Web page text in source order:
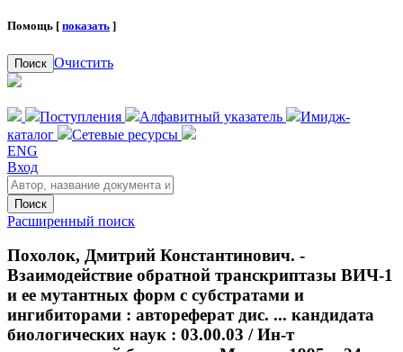
Помощь [ показать ]
Поиск Очистить
Поступления Алфавитный указатель
Имидж-
каталог
Сетевые ресурсы
ENG
Вход
Поиск
Расширенный поиск
Похолок, Дмитрий Константинович. -
Взаимодействие обратной транскриптазы ВИЧ-1
и ее мутантных форм с субстратами и
ингибиторами : автореферат дис. ... кандидата
биологических наук : 03.00.03 / Ин-т